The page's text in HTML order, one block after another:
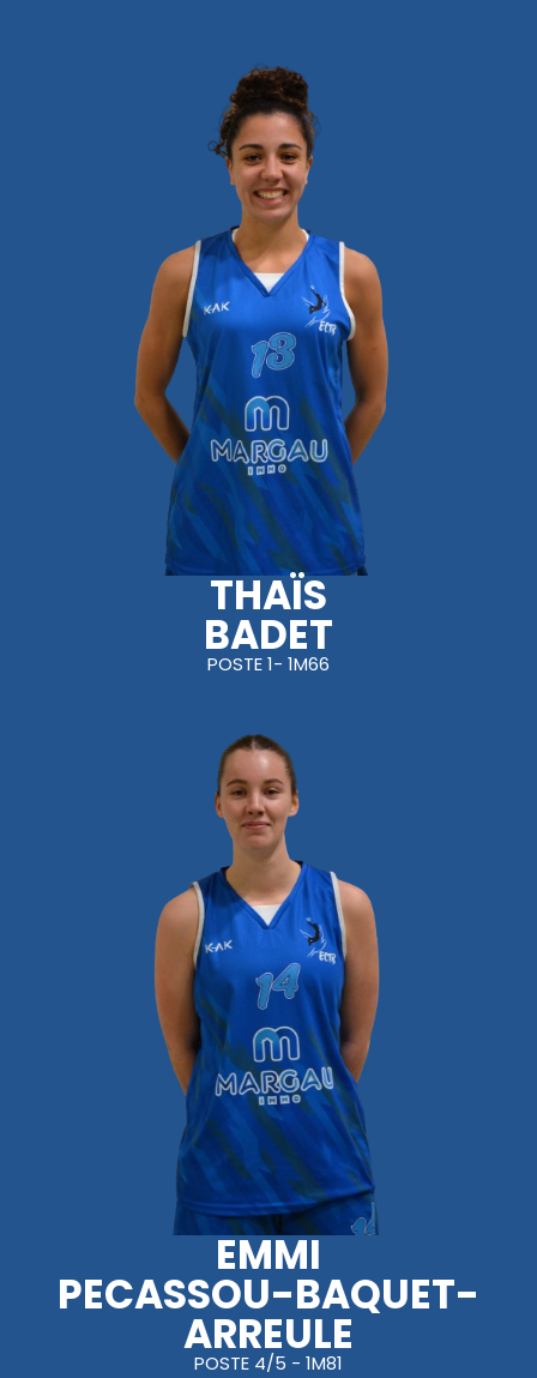
THAÏS
BADET
POSTE 1- 1M66
EMMI
PECASSOU-BAQUET-
ARREULE
POSTE 4/5 - 1M81